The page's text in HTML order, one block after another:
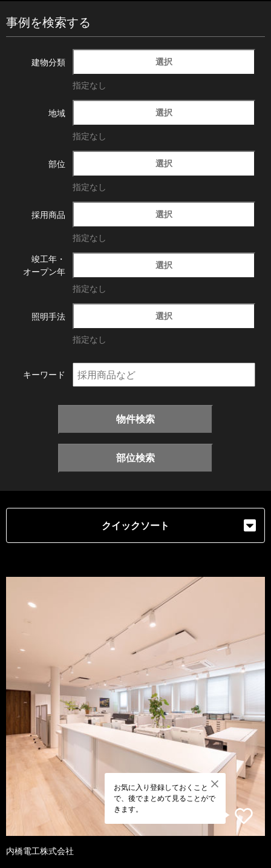
事例を検索する
建物分類 選択
指定なし
地域 選択
指定なし
部位 選択
指定なし
採用商品 選択
指定なし
竣工年・
オープン年
選択
指定なし
照明手法 選択
指定なし
キーワード
物件検索
部位検索
クイックソート
お気に入り登録しておくこと
で、後でまとめて見ることがで
きます。
内橋電工株式会社